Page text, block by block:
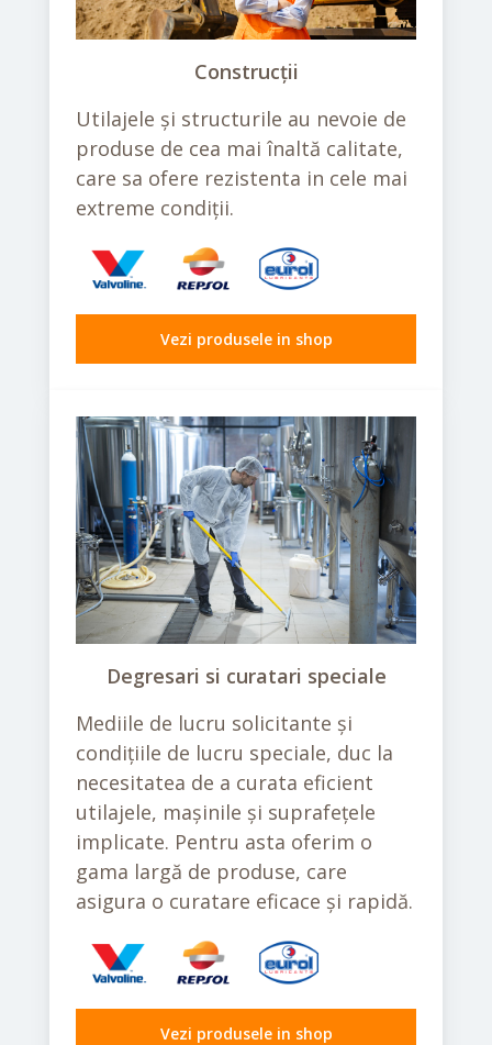
Construcții
Utilajele și structurile au nevoie de
produse de cea mai înaltă calitate,
care sa ofere rezistenta in cele mai
extreme condiții.
Vezi produsele in shop
Degresari si curatari speciale
Mediile de lucru solicitante și
condițiile de lucru speciale, duc la
necesitatea de a curata eficient
utilajele, mașinile și suprafețele
implicate. Pentru asta oferim o
gama largă de produse, care
asigura o curatare eficace și rapidă.
Vezi produsele in shop